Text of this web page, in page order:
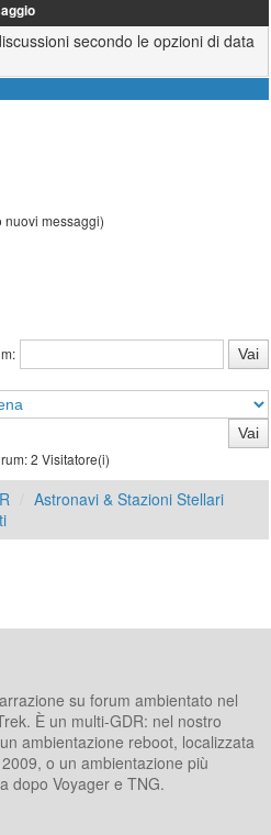
secondo le opzioni di data
nuovi messaggi)
2 Visitatore(i)
Astronavi & Stazioni Stellari
su forum ambientato nel
È un multi-GDR: nel nostro
ambientazione reboot, localizzata
o un ambientazione più
dopo Voyager e TNG.